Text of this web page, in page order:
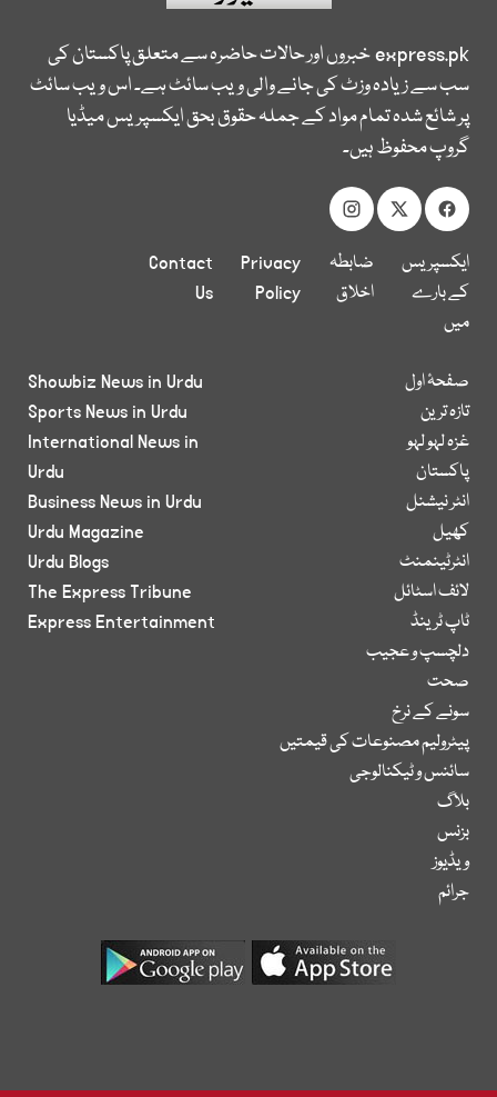
express.pkخبروں اور حالات حاضرہ سے متعلق پاکستان کی
سب سے زیادہ وزٹ کی جانے والی ویب سائٹ ہے۔ اس ویب سائٹ
پر شائع شدہ تمام مواد کے جملہ حقوق بحق ایکسپریس میڈیا
گروپ محفوظ ہیں۔
ایکسپریس
کے بارے
میں
ضابطہ
اخلاق
Privacy
Policy
Contact
Us
صفحۂ اول
تازہ ترین
غزہ لہو لہو
پاکستان
انٹر نیشنل
کھیل
انٹرٹینمنٹ
لائف اسٹائل
ٹاپ ٹرینڈ
دلچسپ و عجیب
صحت
سونے کے نرخ
پیٹرولیم مصنوعات کی قیمتیں
سائنس و ٹیکنالوجی
بلاگ
بزنس
ویڈیوز
جرائم
Showbiz News in Urdu
Sports News in Urdu
International News in
Urdu
Business News in Urdu
Urdu Magazine
Urdu Blogs
The Express Tribune
Express Entertainment